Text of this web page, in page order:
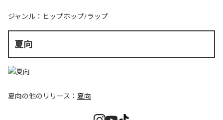
ジャンル： ヒップホップ/ラップ
夏向
夏向の他のリリース： 夏向